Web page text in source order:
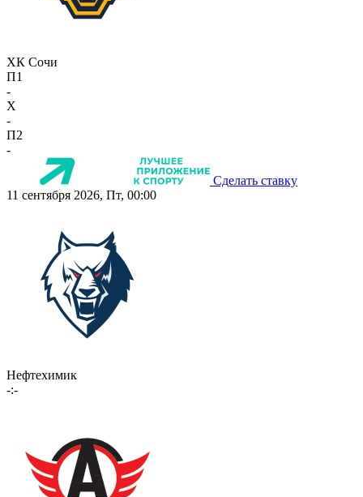
ХК Сочи
П1
-
X
-
П2
-
Сделать ставку
11 сентября 2026, Пт, 00:00
Нефтехимик
-:-